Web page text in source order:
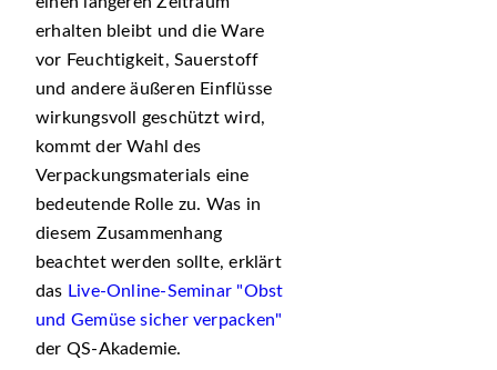
erhalten bleibt und die Ware
vor Feuchtigkeit, Sauerstoff
und andere äußeren Einflüsse
wirkungsvoll geschützt wird,
kommt der Wahl des
Verpackungsmaterials eine
bedeutende Rolle zu. Was in
diesem Zusammenhang
beachtet werden sollte, erklärt
das Live-Online-Seminar "Obst
und Gemüse sicher verpacken"
der QS-Akademie.